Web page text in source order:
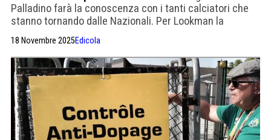
Palladino farà la conoscenza con i tanti calciatori che
stanno tornando dalle Nazionali. Per Lookman la
18 Novembre 2025Edicola